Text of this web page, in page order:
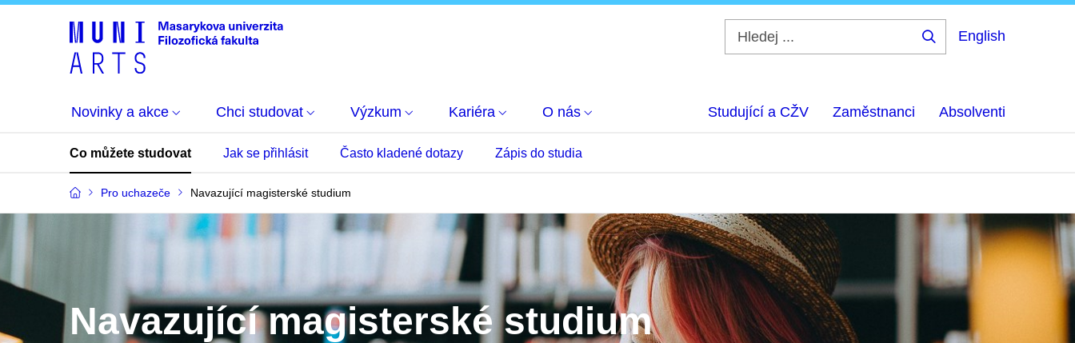
English
Novinky a akce Chci studovat Výzkum Kariéra O nás Studující a CŽV Zaměstnanci Absolventi
Co můžete studovat Jak se přihlásit Často kladené dotazy Zápis do studia
Pro uchazeče Navazující magisterské studium
Navazující magisterské studium